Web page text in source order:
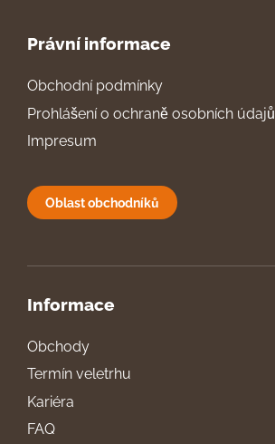
Právní informace
Obchodní podmínky
Prohlášení o ochraně osobních údajů
Impresum
Oblast obchodníků
Informace
Obchody
Termín veletrhu
Kariéra
FAQ